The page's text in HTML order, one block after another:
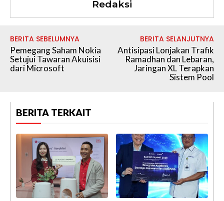
Redaksi
BERITA SEBELUMNYA
Pemegang Saham Nokia
Setujui Tawaran Akuisisi
dari Microsoft
BERITA SELANJUTNYA
Antisipasi Lonjakan Trafik
Ramadhan dan Lebaran,
Jaringan XL Terapkan
Sistem Pool
BERITA TERKAIT